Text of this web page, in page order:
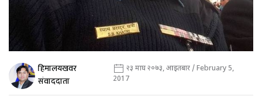
हिमालयखवर
संवाददाता
२३ माघ २०७३, आइतबार / February 5,
2017